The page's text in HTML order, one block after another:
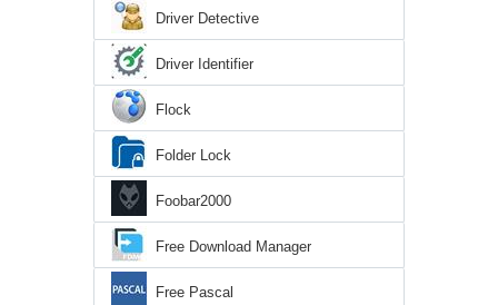
Driver Detective
Driver Identifier
Flock
Folder Lock
Foobar2000
Free Download Manager
Free Pascal